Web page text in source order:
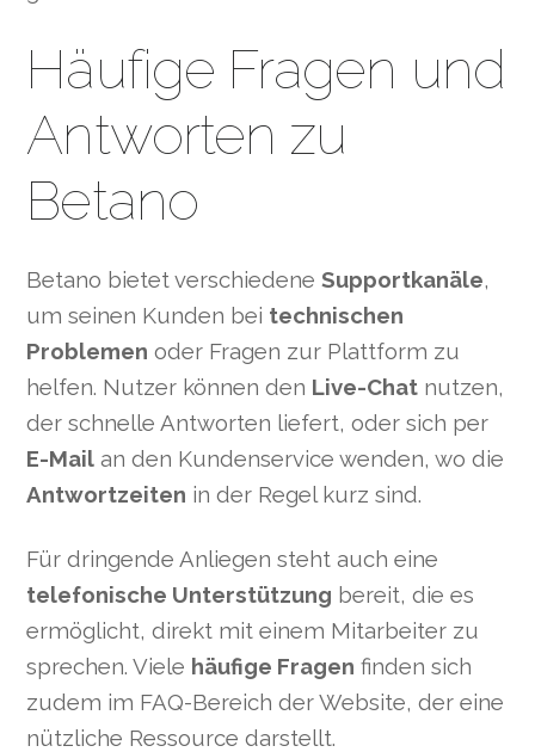
Häufige Fragen und
Antworten zu
Betano
Betano bietet verschiedeneSupportkanäle,
um seinen Kunden bei technischen
Problemen oder Fragen zur Plattform zu
helfen. Nutzer können den Live-Chat nutzen,
der schnelle Antworten liefert, oder sich per
E-Mail an den Kundenservice wenden, wo die
Antwortzeiten in der Regel kurz sind.
Für dringende Anliegen steht auch eine
telefonische Unterstützung bereit, die es
ermöglicht, direkt mit einem Mitarbeiter zu
sprechen. Viele häufige Fragen finden sich
zudem im FAQ-Bereich der Website, der eine
nützliche Ressource darstellt.